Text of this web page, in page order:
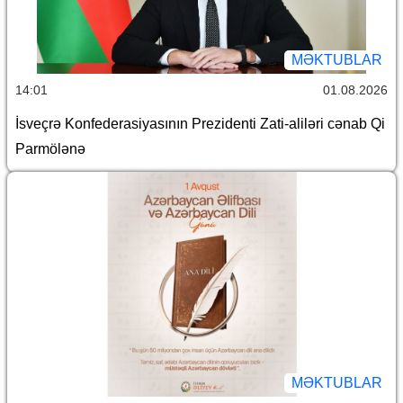
MƏKTUBLAR
14:01 01.08.2026
İsveçrə Konfederasiyasının Prezidenti Zati-aliləri cənab Qi
Parmölənə
MƏKTUBLAR